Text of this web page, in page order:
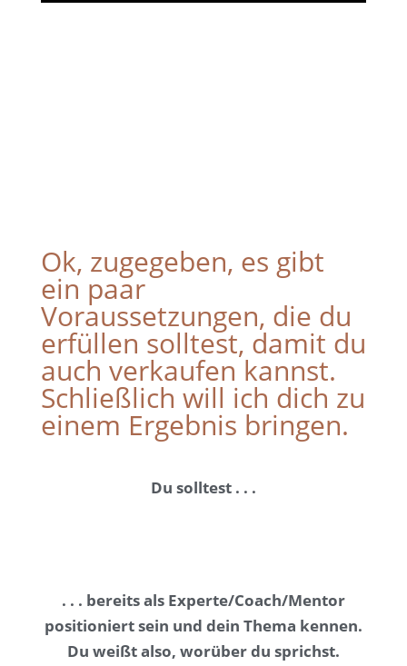
Ok, zugegeben, es gibt
ein paar
Voraussetzungen, die du
erfüllen solltest, damit du
auch verkaufen kannst.
Schließlich will ich dich zu
einem Ergebnis bringen.
Du solltest . . .
. . . bereits als Experte/Coach/Mentor
positioniert sein und dein Thema kennen.
Du weißt also, worüber du sprichst.